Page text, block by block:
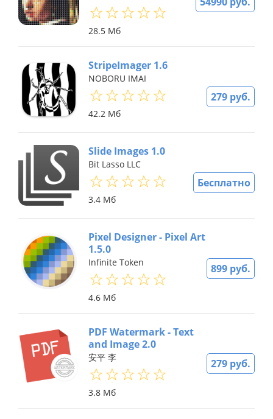
28.5 Мб
279 руб.
StripeImager 1.6
NOBORU IMAI
42.2 Мб
Бесплатно
Slide Images 1.0
Bit Lasso LLC
3.4 Мб
899 руб.
Pixel Designer - Pixel Art
1.5.0
Infinite Token
4.6 Мб
279 руб.
PDF Watermark - Text
and Image 2.0
安平 李
3.8 Мб